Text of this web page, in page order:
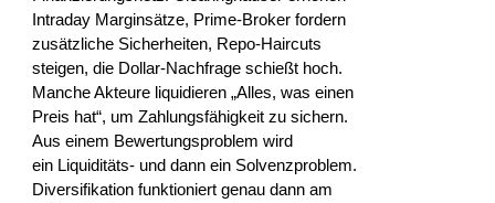
Intraday Marginsätze, Prime-Broker fordern
zusätzliche Sicherheiten, Repo-Haircuts
steigen, die Dollar-Nachfrage schießt hoch.
Manche Akteure liquidieren „Alles, was einen
Preis hat“, um Zahlungsfähigkeit zu sichern.
Aus einem Bewertungsproblem wird
ein Liquiditäts- und dann ein Solvenzproblem.
Diversifikation funktioniert genau dann am